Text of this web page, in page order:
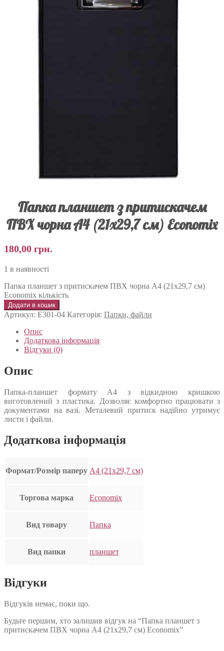
Папка планшет з притискачем
ПВХ чорна А4 (21х29,7 см) Economix
180,00 грн.
1 в наявності
Папка планшет з притискачем ПВХ чорна А4 (21х29,7 см)
Economix кількість
Додати в кошик
Артикул: Е301-04 Категорія: Папки, файли
Опис
Додаткова інформація
Відгуки (0)
Опис
Папка-планшет формату А4 з відкидною кришкою
виготовлений з пластика. Дозволяє комфортно працювати з
документами на вазі. Металевий притиск надійно утримує
листи і файли.
Додаткова інформація
Формат/Розмір паперу А4 (21х29,7 см)
Торгова марка Economix
Вид товару Папка
Вид папки планшет
Відгуки
Відгуків немає, поки що.
Будьте першим, хто залишив відгук на “Папка планшет з
притискачем ПВХ чорна А4 (21х29,7 см) Economix”